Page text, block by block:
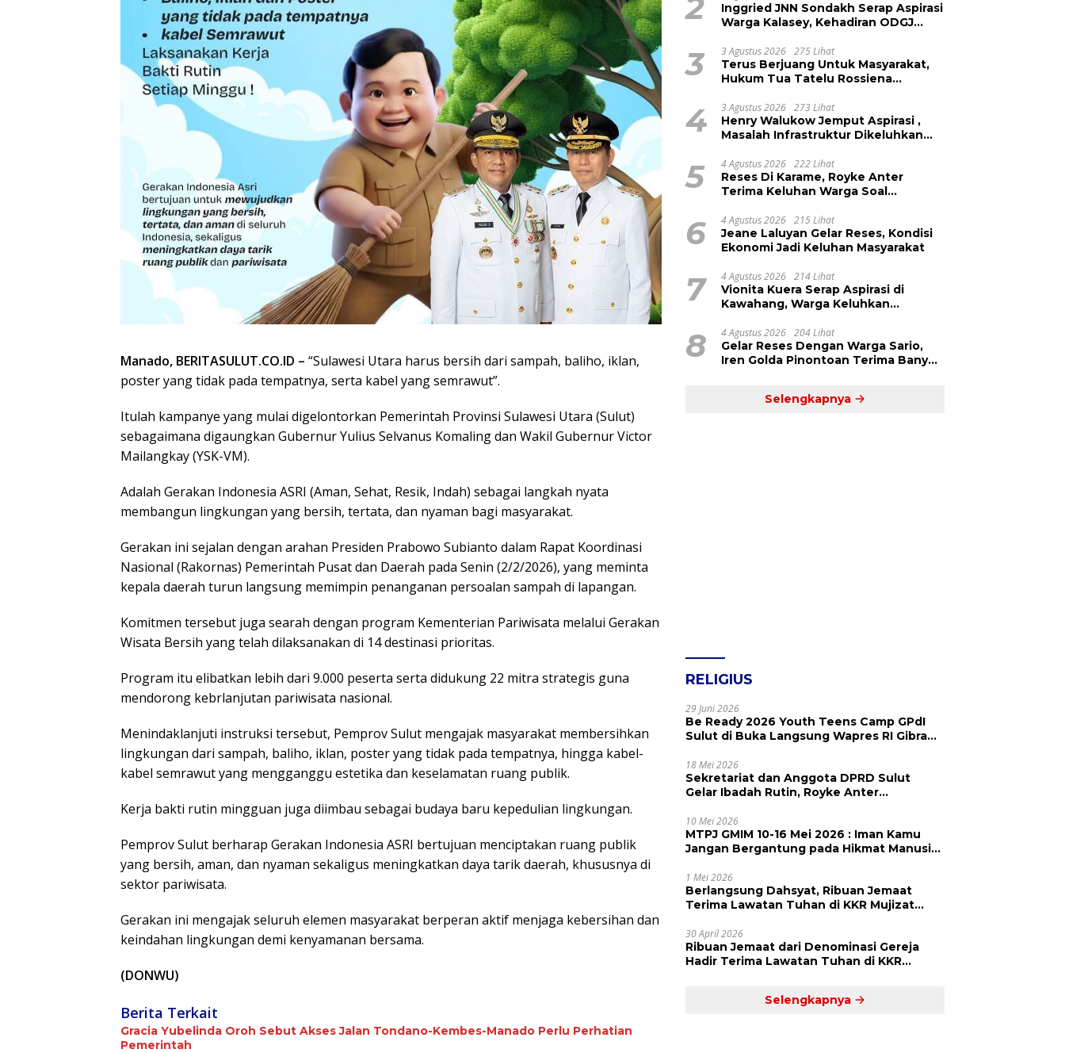
Manado, BERITASULUT.CO.ID – “Sulawesi Utara harus bersih dari sampah, baliho, iklan,
poster yang tidak pada tempatnya, serta kabel yang semrawut”.
Itulah kampanye yang mulai digelontorkan Pemerintah Provinsi Sulawesi Utara (Sulut)
sebagaimana digaungkan Gubernur Yulius Selvanus Komaling dan Wakil Gubernur Victor
Mailangkay (YSK-VM).
Adalah Gerakan Indonesia ASRI (Aman, Sehat, Resik, Indah) sebagai langkah nyata
membangun lingkungan yang bersih, tertata, dan nyaman bagi masyarakat.
Gerakan ini sejalan dengan arahan Presiden Prabowo Subianto dalam Rapat Koordinasi
Nasional (Rakornas) Pemerintah Pusat dan Daerah pada Senin (2/2/2026), yang meminta
kepala daerah turun langsung memimpin penanganan persoalan sampah di lapangan.
Komitmen tersebut juga searah dengan program Kementerian Pariwisata melalui Gerakan
Wisata Bersih yang telah dilaksanakan di 14 destinasi prioritas.
Program itu elibatkan lebih dari 9.000 peserta serta didukung 22 mitra strategis guna
mendorong kebrlanjutan pariwisata nasional.
Menindaklanjuti instruksi tersebut, Pemprov Sulut mengajak masyarakat membersihkan
lingkungan dari sampah, baliho, iklan, poster yang tidak pada tempatnya, hingga kabel-
kabel semrawut yang mengganggu estetika dan keselamatan ruang publik.
Kerja bakti rutin mingguan juga diimbau sebagai budaya baru kepedulian lingkungan.
Pemprov Sulut berharap Gerakan Indonesia ASRI bertujuan menciptakan ruang publik
yang bersih, aman, dan nyaman sekaligus meningkatkan daya tarik daerah, khususnya di
sektor pariwisata.
Gerakan ini mengajak seluruh elemen masyarakat berperan aktif menjaga kebersihan dan
keindahan lingkungan demi kenyamanan bersama.
(DONWU)
Berita Terkait
Gracia Yubelinda Oroh Sebut Akses Jalan Tondano-Kembes-Manado Perlu Perhatian
Pemerintah
2
Inggried JNN Sondakh Serap Aspirasi
Warga Kalasey, Kehadiran ODGJ
3 3 Agustus 2026 275 Lihat
Terus Berjuang Untuk Masyarakat,
Hukum Tua Tatelu Rossiena
Kinerja Anggota DPRD Henry
Walukow
4 3 Agustus 2026 273 Lihat
Henry Walukow Jemput Aspirasi ,
Masalah Infrastruktur Dikeluhkan
5 4 Agustus 2026 222 Lihat
Reses Di Karame, Royke Anter
Terima Keluhan Warga Soal
6 4 Agustus 2026 215 Lihat
Jeane Laluyan Gelar Reses, Kondisi
Ekonomi Jadi Keluhan Masyarakat
7 4 Agustus 2026 214 Lihat
Vionita Kuera Serap Aspirasi di
Kawahang, Warga Keluhkan
8 4 Agustus 2026 204 Lihat
Gelar Reses Dengan Warga Sario,
Iren Golda Pinontoan Terima Banyak
Selengkapnya
RELIGIUS
29 Juni 2026
Be Ready 2026 Youth Teens Camp GPdI
Sulut di Buka Langsung Wapres RI Gibran
Apresiasi Tinggi
18 Mei 2026
Sekretariat dan Anggota DPRD Sulut
Gelar Ibadah Rutin, Royke Anter
dan Pengingat
10 Mei 2026
MTPJ GMIM 10-16 Mei 2026 : Iman Kamu
Jangan Bergantung pada Hikmat Manusia,
1 Mei 2026
Berlangsung Dahsyat, Ribuan Jemaat
Terima Lawatan Tuhan di KKR Mujizat
30 April 2026
Ribuan Jemaat dari Denominasi Gereja
Hadir Terima Lawatan Tuhan di KKR
Selengkapnya